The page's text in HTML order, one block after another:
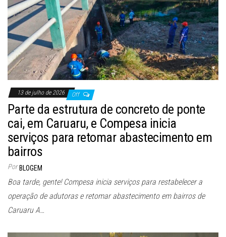
13 de julho de 2026 Off
Parte da estrutura de concreto de ponte
cai, em Caruaru, e Compesa inicia
serviços para retomar abastecimento em
bairros
Por BLOGEM
Boa tarde, gente! Compesa inicia serviços para restabelecer a
operação de adutoras e retomar abastecimento em bairros de
Caruaru A…